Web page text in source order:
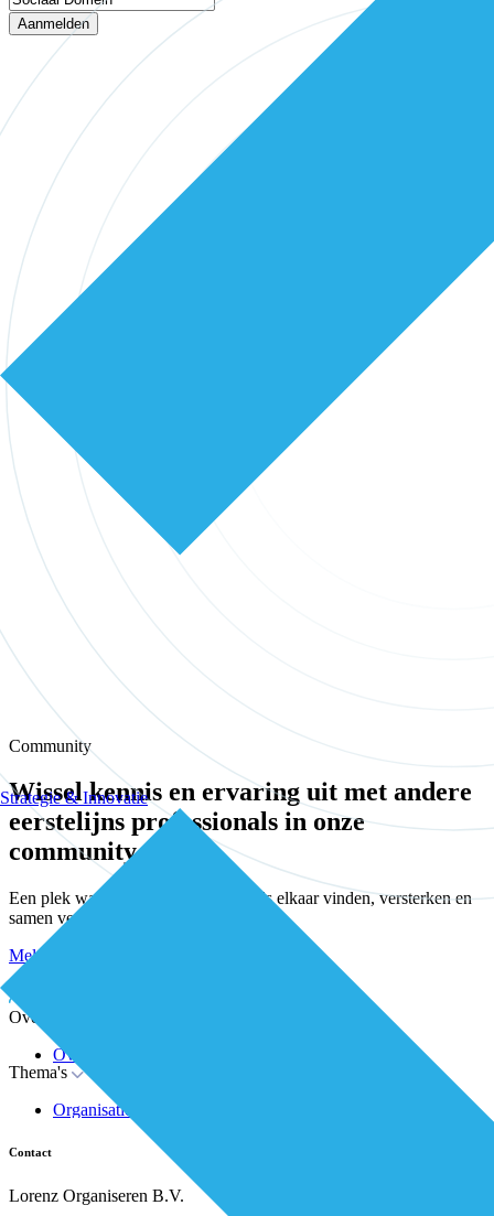
Strategie & Innovatie
Community
Wissel kennis en ervaring uit met andere
eerstelijns professionals in onze
community
Een plek waar eerstelijnsprofessionals elkaar vinden, versterken en
samen verder bouwen aan betere zorg.
Meld je kosteloos aan
Over De Eerstelijns
Over ons
Nieuws
Advies
Whitepapers
Over BiancAI
Thema's
Organisatie van zorg
Arbeidsmarkt & vakmanschap
RESV en Leerbehoeften
Digitalisering
Leiderschap & samenwerking
Contact
Lorenz Organiseren B.V.